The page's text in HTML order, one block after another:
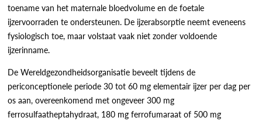
toename van het maternale bloedvolume en de foetale
ijzervoorraden te ondersteunen. De ijzerabsorptie neemt eveneens
fysiologisch toe, maar volstaat vaak niet zonder voldoende
ijzerinname.
De Wereldgezondheidsorganisatie beveelt tijdens de
periconceptionele periode 30 tot 60 mg elementair ijzer per dag per
os aan, overeenkomend met ongeveer 300 mg
ferrosulfaatheptahydraat, 180 mg ferrofumaraat of 500 mg